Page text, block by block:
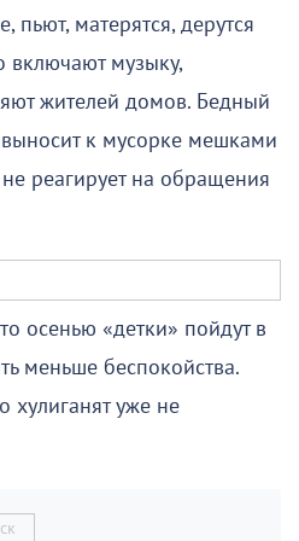
пьют, матерятся, дерутся
включают музыку,
жителей домов. Бедный
к мусорке мешками
реагирует на обращения
осенью «детки» пойдут в
меньше беспокойства.
хулиганят уже не